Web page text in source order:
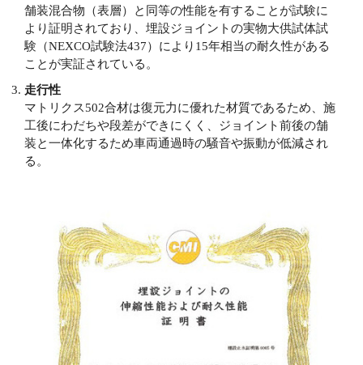
舗装混合物（表層）と同等の性能を有することが試験に
より証明されており、埋設ジョイントの実物大供試体試
験（NEXCO試験法437）により15年相当の耐久性がある
ことが実証されている。
走行性
マトリクス502合材は復元力に優れた材質であるため、施
工後にわだちや段差ができにくく、ジョイント前後の舗
装と一体化するため車両通過時の騒音や振動が低減され
る。